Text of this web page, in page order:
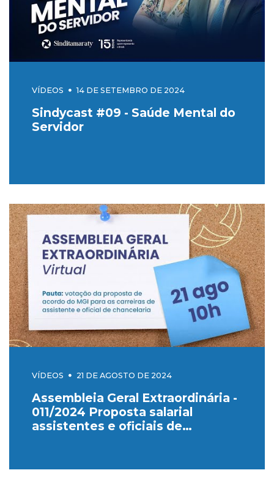
VÍDEOS 14 DE SETEMBRO DE 2024
Sindycast #09 - Saúde Mental do
Servidor
VÍDEOS 21 DE AGOSTO DE 2024
Assembleia Geral Extraordinária -
011/2024 Proposta salarial
assistentes e oficiais de